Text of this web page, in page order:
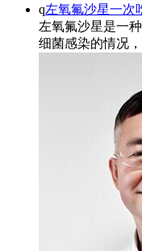
q左氧氟沙星一次
左氧氟沙星是一
细菌感染的情况